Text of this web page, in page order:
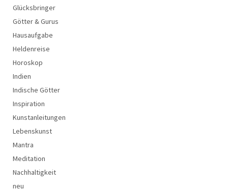
Glücksbringer
Götter & Gurus
Hausaufgabe
Heldenreise
Horoskop
Indien
Indische Götter
Inspiration
Kunstanleitungen
Lebenskunst
Mantra
Meditation
Nachhaltigkeit
neu